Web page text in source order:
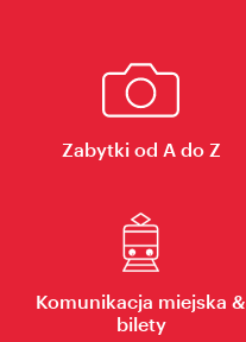
Zabytki od A do Z
Komunikacja miejska &
bilety